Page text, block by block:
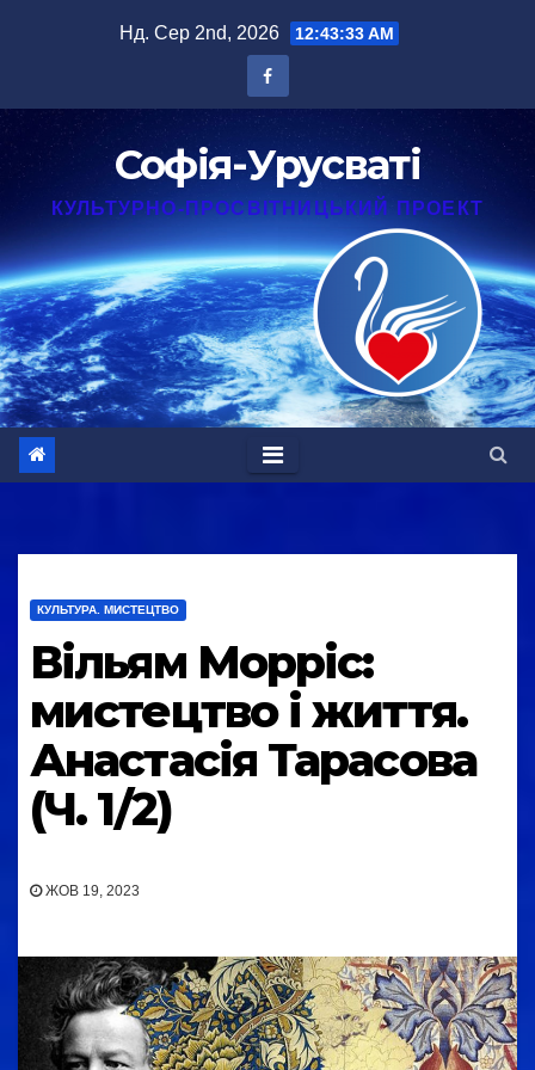
Нд. Сер 2nd, 2026 12:43:33 AM
Софія-Урусваті
КУЛЬТУРНО-ПРОСВІТНИЦЬКИЙ ПРОЕКТ
КУЛЬТУРА. МИСТЕЦТВО
Вільям Морріс:
мистецтво і життя.
Анастасія Тарасова
(Ч. 1/2)
ЖОВ 19, 2023